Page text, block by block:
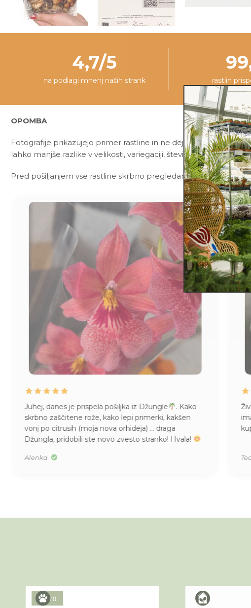
4,7/5
na podlagi mnenj naših strank rastlin
OPOMBA
Fotografije prikazujejo primer rastline in ne dejanske rastline, ki
lahko manjše razlike v velikosti, variegaciji, številu listov, vej,
Pred pošiljanjem vse rastline skrbno pregledamo in
Juhej, danes je prispela pošiljka iz Džungle
. Kako
skrbno zaščitene rože, kako lepi primerki, kakšen
vonj po citrusih (moja nova orhideja) … draga
Džungla, pridobili ste novo zvesto stranko! Hvala!
Alenka
Novo